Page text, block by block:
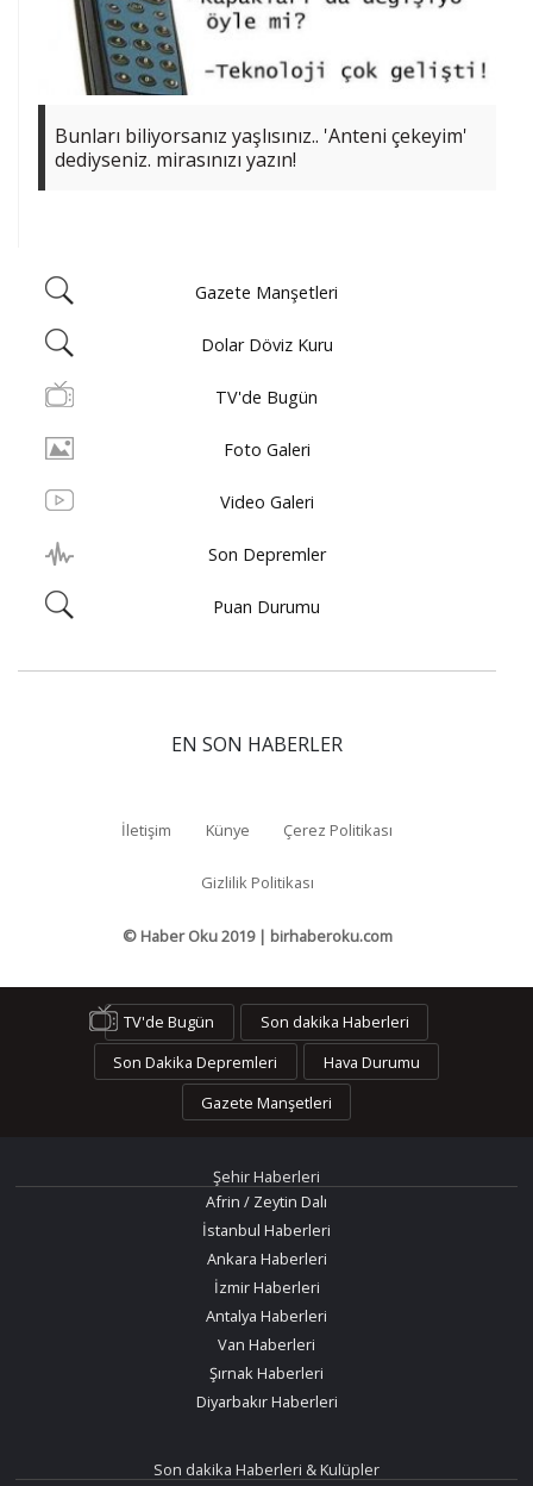
Bunları biliyorsanız yaşlısınız.. 'Anteni çekeyim'
dediyseniz. mirasınızı yazın!
Gazete Manşetleri
Dolar Döviz Kuru
TV'de Bugün
Foto Galeri
Video Galeri
Son Depremler
Puan Durumu
EN SON HABERLER
İletişim Künye Çerez Politikası
Gizlilik Politikası
© Haber Oku 2019 | birhaberoku.com
TV'de Bugün
Son dakika Haberleri
Son Dakika Depremleri
Hava Durumu
Gazete Manşetleri
Şehir Haberleri
Afrin / Zeytin Dalı
İstanbul Haberleri
Ankara Haberleri
İzmir Haberleri
Antalya Haberleri
Van Haberleri
Şırnak Haberleri
Diyarbakır Haberleri
Son dakika Haberleri & Kulüpler